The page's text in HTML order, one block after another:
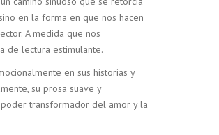
en la forma en que nos hacen
A medida que nos
de lectura estimulante.
en sus historias y
su prosa suave y
transformador del amor y la